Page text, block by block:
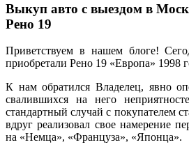
Выкуп авто с выездом в
Рено 19
Приветствуем в нашем блоге!
приобретали Рено 19 «Европа» 1998
К нам обратился Владелец, явно
свалившихся на него
стандартный случай с покупателем
вдруг реализовал свое намерение
на «Немца», «Француза», «Японца».